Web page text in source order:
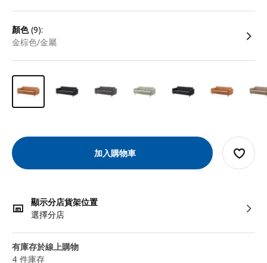
顏色(9):
金棕色/金屬
加入購物車
顯示分店貨架位置
選擇分店
有庫存於線上購物
4 件庫存